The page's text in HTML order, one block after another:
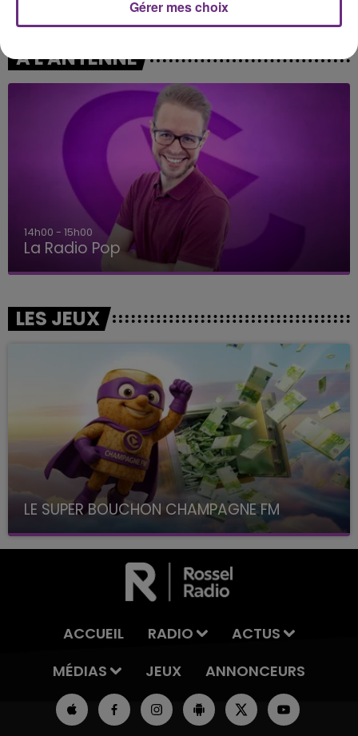
Bad Romance
A L'ANTENNE
14h00 - 15h00
La Radio Pop
LES JEUX
LE SUPER BOUCHON CHAMPAGNE FM
avec La Famille Champagne FM, à 8H10
ACCUEIL RADIO
ACTUS
MÉDIAS
JEUX ANNONCEURS
Gérer mes choix